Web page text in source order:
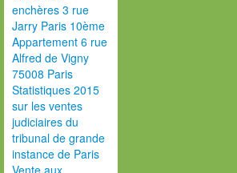
enchères 3 rue
Jarry Paris 10ème
Appartement 6 rue
Alfred de Vigny
75008 Paris
Statistiques 2015
sur les ventes
judiciaires du
tribunal de grande
instance de Paris
Vente aux